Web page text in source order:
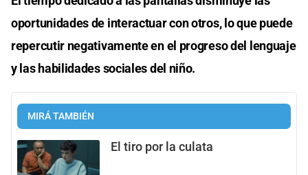
oportunidades de interactuar con otros, lo que puede
repercutir negativamente en el progreso del lenguaje
y las habilidades sociales del niño.
MIRÁ TAMBIÉN
El tiro por la culata